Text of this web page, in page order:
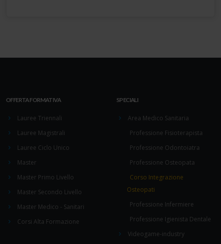
OFFERTA FORMATIVA
Lauree Triennali
Lauree Magistrali
Lauree Ciclo Unico
Master
Master Primo Livello
Master Secondo Livello
Master Medico - Sanitari
Corsi Alta Formazione
SPECIALI
Area Medico Sanitaria
Professione Fisioterapista
Professione Odontoiatra
Professione Osteopata
Corso Integrazione
Osteopati
Professione Infermiere
Professione Igienista Dentale
Videogame-industry